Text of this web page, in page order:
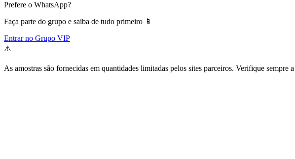
Prefere o WhatsApp?
Faça parte do grupo e saiba de tudo primeiro 📱
Entrar no Grupo VIP
⚠️
As amostras são fornecidas em quantidades limitadas pelos sites parceiros. Verifique